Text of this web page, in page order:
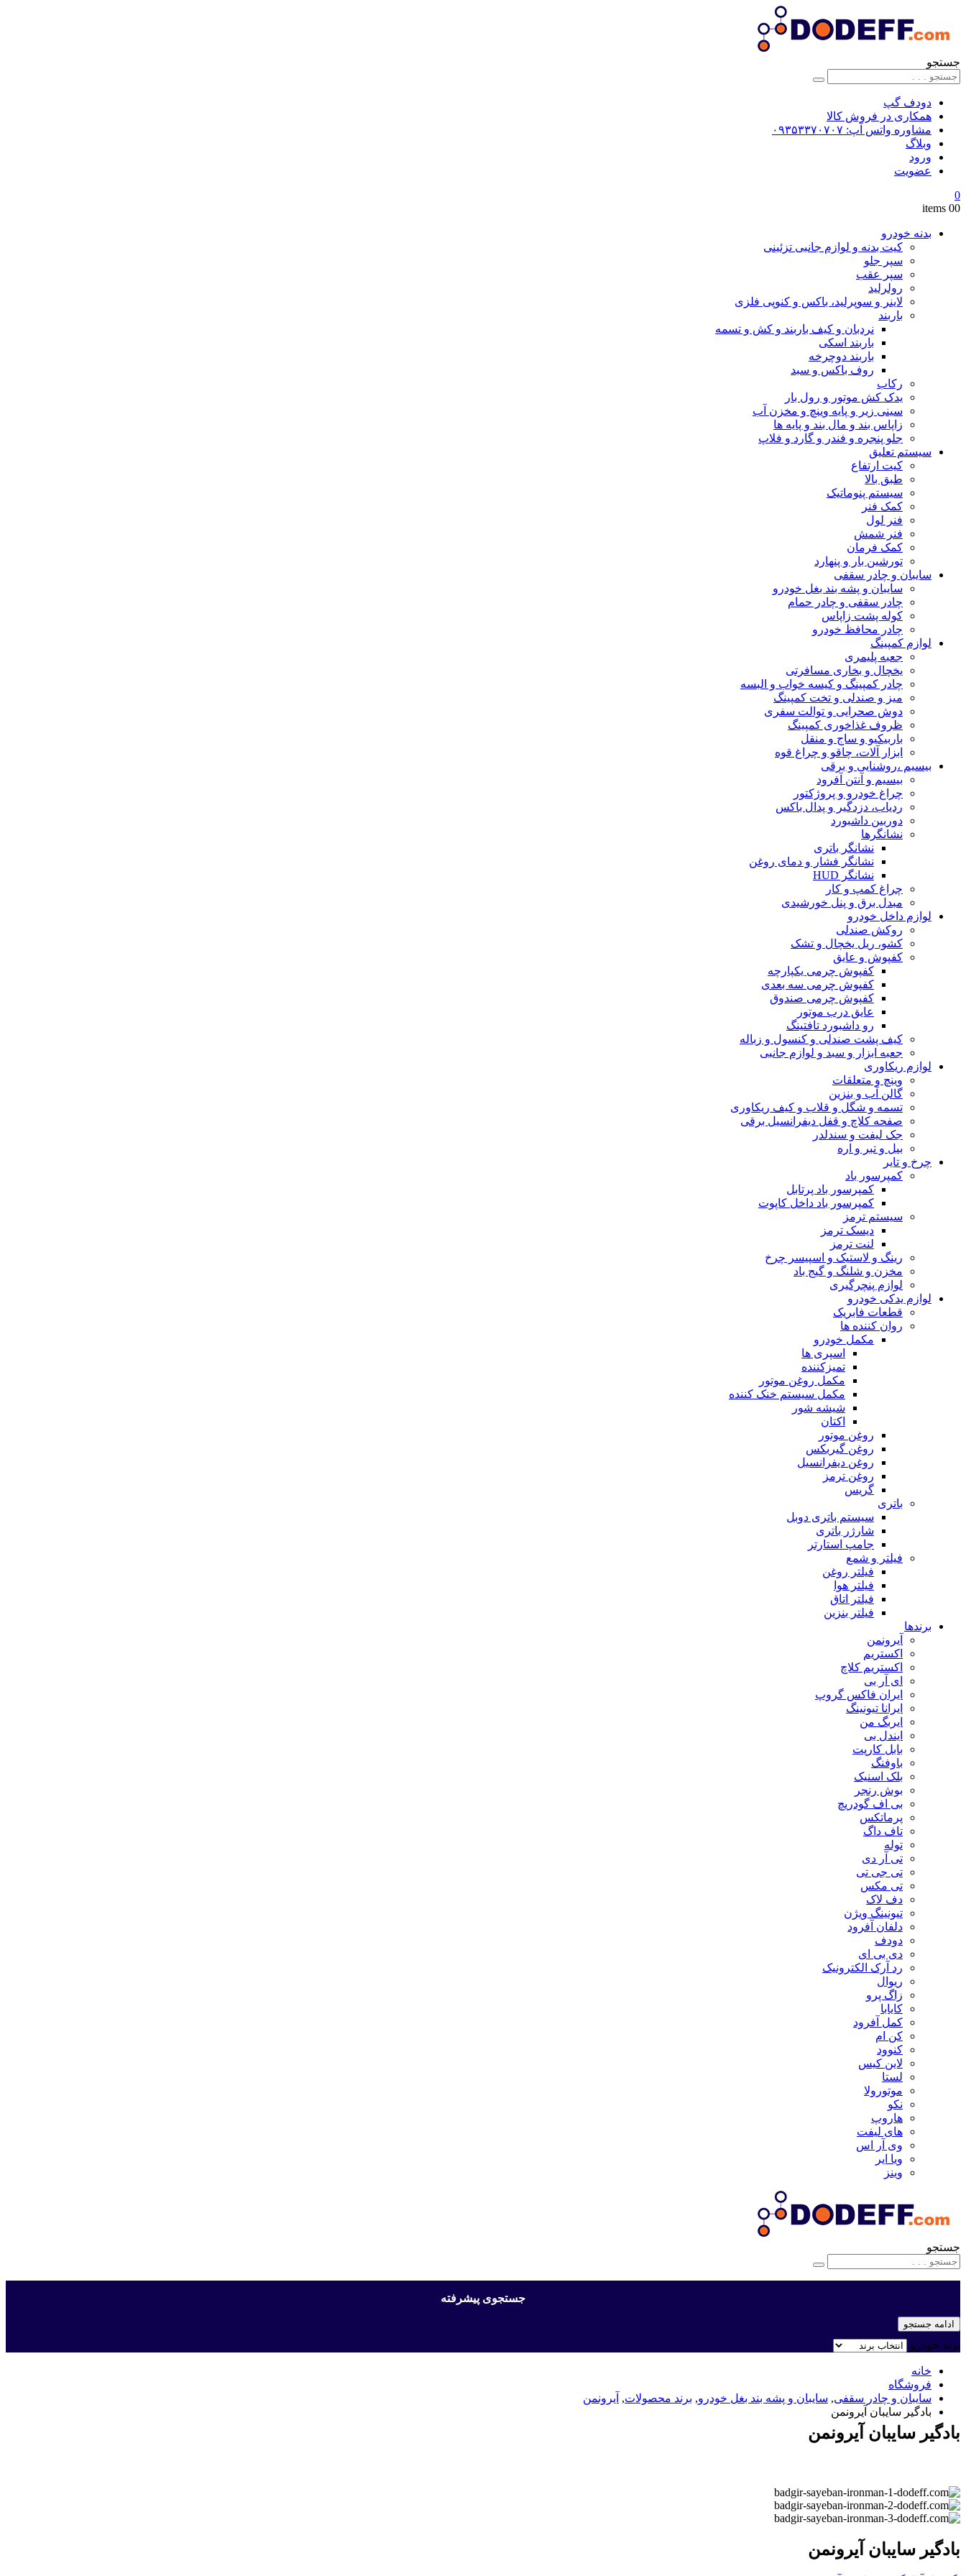
جستجو
دودف گپ
همکاری در فروش کالا
مشاوره واتس آپ: ۰۹۳۵۳۳۷۰۷۰۷
وبلاگ
ورود
عضویت
0
00 items
بدنه خودرو
کیت بدنه و لوازم جانبی تزئینی
سپر جلو
سپر عقب
رولرلید
لاینر و سوپرلید، باکس و کنوپی فلزی
باربند
نردبان و کیف باربند و کش و تسمه
باربند اسکی
باربند دوچرخه
روف باکس و سبد
رکاب
یدک کش موتور و رول بار
سینی زیر و پایه وینچ و مخزن آب
زاپاس بند و مال بند و پایه ها
جلو پنجره و فندر و گارد و فلاپ
سیستم تعلیق
کیت ارتفاع
طبق بالا
سیستم پنوماتیک
کمک فنر
فنر لول
فنر شمش
کمک فرمان
تورشین بار و پنهارد
سایبان و چادر سقفی
سایبان و پشه بند بغل خودرو
چادر سقفی و چادر حمام
کوله پشت زاپاس
چادر محافظ خودرو
لوازم کمپینگ
جعبه پلیمری
یخچال و بخاری مسافرتی
چادر کمپینگ و کیسه خواب و البسه
میز و صندلی و تخت کمپینگ
دوش صحرایی و توالت سفری
ظروف غذاخوری کمپینگ
باربیکیو و ساج و منقل
ابزار آلات، چاقو و چراغ قوه
بیسیم ،روشنایی و برقی
بیسیم و آنتن آفرود
چراغ خودرو و پروژکتور
ردیاب، دزدگیر و پدال باکس
دوربین داشبورد
نشانگرها
نشانگر باتری
نشانگر فشار و دمای روغن
نشانگر HUD
چراغ کمپ و کار
مبدل برق و پنل خورشیدی
لوازم داخل خودرو
روکش صندلی
کشو، ریل یخچال و تشک
کفپوش و عایق
کفپوش چرمی یکپارچه
کفپوش چرمی سه بعدی
کفپوش چرمی صندوق
عایق درب موتور
رو داشبورد تافتینگ
کیف پشت صندلی و کنسول و زباله
جعبه ابزار و سبد و لوازم جانبی
لوازم ریکاوری
وینچ و متعلقات
گالن آب و بنزین
تسمه و شگل و قلاب و کیف ریکاوری
صفحه کلاچ و قفل دیفرانسیل برقی
جک لیفت و سندلدر
بیل و تبر و اره
چرخ و تایر
کمپرسور باد
کمپرسور باد پرتابل
کمپرسور باد داخل کاپوت
سیستم ترمز
دیسک ترمز
لنت ترمز
رینگ و لاستیک و اسپیسر چرخ
مخزن و شلنگ و گیج باد
لوازم پنچرگیری
لوازم یدکی خودرو
قطعات فابریک
روان کننده ها
مکمل خودرو
اسپری ها
تمیزکننده
مکمل روغن موتور
مکمل سیستم خنک کننده
شیشه شور
اکتان
روغن موتور
روغن گیربکس
روغن دیفرانسیل
روغن ترمز
گریس
باتری
سیستم باتری دوبل
شارژر باتری
جامپ استارتر
فیلتر و شمع
فیلتر روغن
فیلتر هوا
فیلتر اتاق
فیلتر بنزین
برندها
آیرونمن
اکستریم
اکستریم کلاچ
ای آر بی
ایران فاکس گروپ
ایرانا تیونینگ
ایربگ من
ایندل بی
بابل کارپت
باوفنگ
بلک اسنیک
بوش رنجر
بی اف گودریچ
پرماتکس
تاف داگ
توله
تی آر دی
تی جی تی
تی مکس
دف لاک
تیونینگ ویژن
دلفان آفرود
دودف
دی بی ای
رد آرک الکترونیک
ریوال
زاگ پرو
کایابا
کمل آفرود
کن ام
کنوود
لاین کیس
لستا
موتورولا
نکو
هاروپ
های لیفت
وی آر اس
ویا ایر
وینز
جستجو
جستجوی پیشرفته
ادامه جستجو
برند خودرو
خانه
فروشگاه
سایبان و چادر سقفی, سایبان و پشه بند بغل خودرو, برند محصولات, آیرونمن
بادگیر سایبان آیرونمن
بادگیر سایبان آیرونمن
بادگیر سایبان آیرونمن